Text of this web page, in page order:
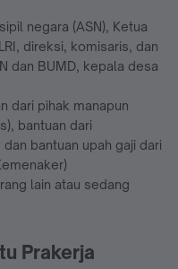
negara (ASN), Ketua
direksi, komisaris, dan
dan BUMD, kepala desa
dari pihak manapun
bantuan dari
bantuan upah gaji dari
lain atau sedang
Prakerja